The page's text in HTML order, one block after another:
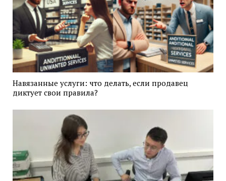
Навязанные услуги: что делать, если продавец
диктует свои правила?